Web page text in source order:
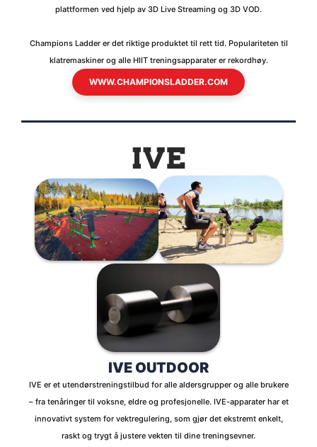
plattformen ved hjelp av 3D Live Streaming og 3D VOD.
Champions Ladder er det riktige produktet til rett tid. Populariteten til
klatremaskiner og alle HIIT treningsapparater er rekordhøy.
WWW.CHAMPIONSLADDER.COM
IVE OUTDOOR
IVE er et utendørstreningstilbud for alle aldersgrupper og alle brukere
– fra tenåringer til voksne, eldre og profesjonelle. IVE-apparater har et
innovativt system for vektregulering, som gjør det ekstremt enkelt,
raskt og trygt å justere vekten til dine treningsevner.